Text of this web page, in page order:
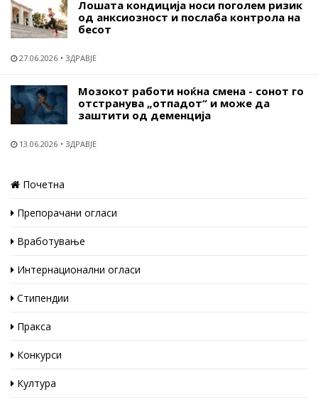
Лошата кондиција носи поголем ризик
од анксиозност и послаба контрола на
бесот
27.06.2026 ЗДРАВЈЕ
Мозокот работи ноќна смена - сонот го
отстранува „отпадот“ и може да
заштити од деменција
13.06.2026 ЗДРАВЈЕ
Почетна
Препорачани огласи
Вработување
Интернационални огласи
Стипендии
Пракса
Конкурси
Култура